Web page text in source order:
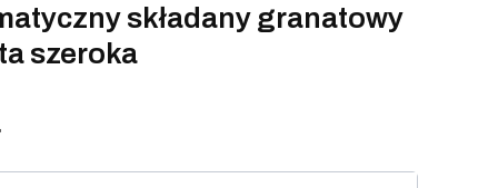
składany granatowy
szeroka